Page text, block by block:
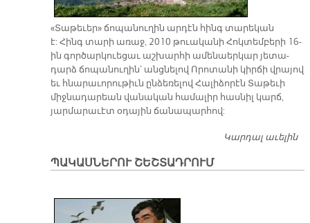
«Տա­թե­ւեր» ճո­պա­նու­ղին ար­դէն հինգ տա­րե­կան
է: Հինգ տա­րի ա­ռաջ, 2010 թուա­կա­նի Հոկ­տեմ­բերի 16-
ին գոր­ծար­կուե­ցաւ աշ­խար­հի ա­մե­նաեր­կար յե­տա­
դարձ ճո­պա­նու­ղին՝ անց­նե­լով Ո­րո­տա­նի կիր­ճի վրա­յով
եւ հնա­րա­ւո­րու­թիւն ըն­ձե­ռե­լով Հա­լի­ձո­րէն Տա­թե­ւի
միջ­նա­դա­րեան վա­նա­կան հա­մա­լիր հաս­նիլ կարճ,
յար­մա­րա­ւէտ օ­դա­յին ճա­նա­պար­հով:
Կարդալ աւելին
ՊԱԿԱՍՆԵՐՈՒ ՇԵՇՏԱԴՐՈՒՄ